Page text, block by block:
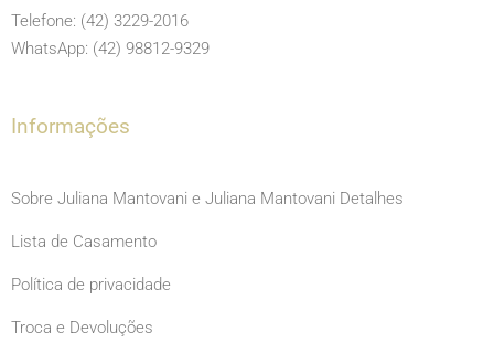
o
o
g
r
m
b
e
Telefone: (42) 3229-2016
WhatsApp: (42) 98812-9329
Informações
Sobre Juliana Mantovani e Juliana Mantovani Detalhes
Lista de Casamento
Política de privacidade
Troca e Devoluções